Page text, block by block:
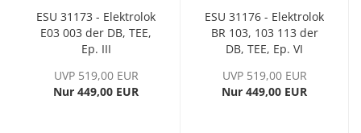
ESU 31173 - Elektrolok
E03 003 der DB, TEE,
Ep. III
UVP 519,00 EUR
Nur 449,00 EUR
ESU 31176 - Elektrolok
BR 103, 103 113 der
DB, TEE, Ep. VI
UVP 519,00 EUR
Nur 449,00 EUR